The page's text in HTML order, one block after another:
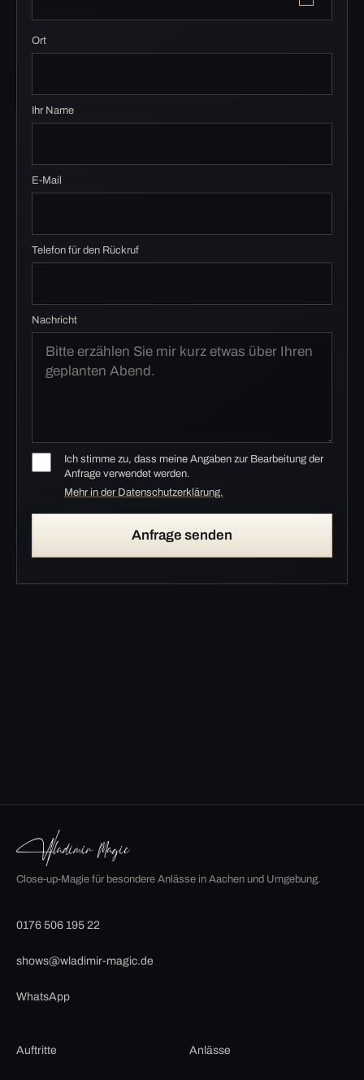
Ort
Ihr Name
E-Mail
Telefon für den Rückruf
Nachricht
Ich stimme zu, dass meine Angaben zur Bearbeitung der
Anfrage verwendet werden.
Mehr in der Datenschutzerklärung.
Anfrage senden
Close-up-Magie für besondere Anlässe in Aachen und Umgebung.
0176 506 195 22
shows@wladimir-magic.de
WhatsApp
Auftritte Anlässe